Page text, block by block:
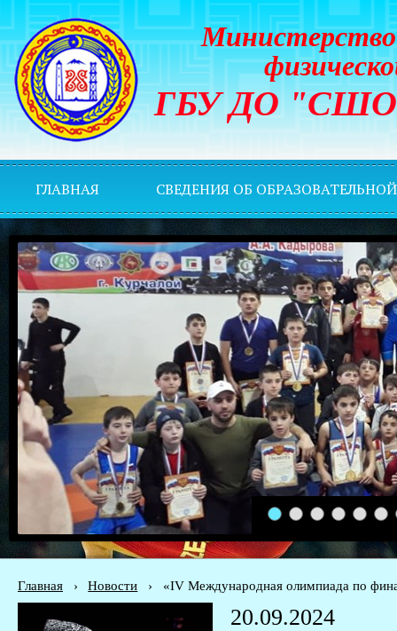
Министерство
ГБУ ДО "СШОР
ГЛАВНАЯ СВЕДЕНИЯ ОБ
1 2 3 4 5 6
Главная › Новости › «IV Международная олимпиада по
20.09.2024